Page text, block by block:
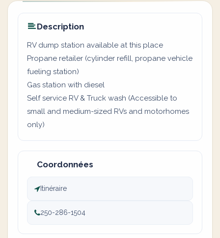
Description
RV dump station available at this place
Propane retailer (cylinder refill, propane vehicle
fueling station)
Gas station with diesel
Self service RV & Truck wash (Accessible to
small and medium-sized RVs and motorhomes
only)
Coordonnées
Itinéraire
250-286-1504